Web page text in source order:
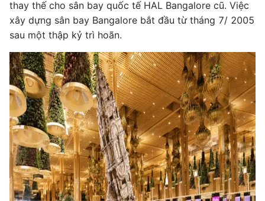
thay thế cho sân bay quốc tế HAL Bangalore cũ. Việc
xây dựng sân bay Bangalore bắt đầu từ tháng 7/ 2005
sau một thập kỷ trì hoãn.